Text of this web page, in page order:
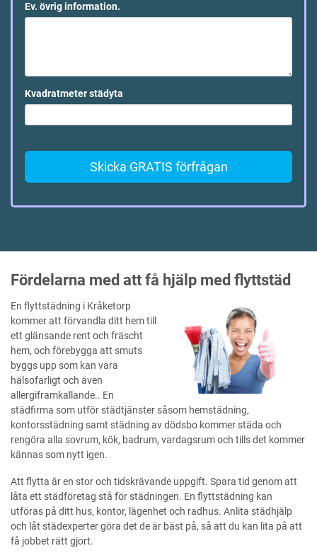
Ev. övrig information.
Kvadratmeter städyta
Skicka GRATIS förfrågan
Fördelarna med att få hjälp med flyttstäd
En flyttstädning i Kråketorp
kommer att förvandla ditt hem till
ett glänsande rent och fräscht
hem, och förebygga att smuts
byggs upp som kan vara
hälsofarligt och även
allergiframkallande.. En
städfirma som utför städtjänster såsom hemstädning,
kontorsstädning samt städning av dödsbo kommer städa och
rengöra alla sovrum, kök, badrum, vardagsrum och tills det kommer
kännas som nytt igen.
Att flytta är en stor och tidskrävande uppgift. Spara tid genom att
låta ett städföretag stå för städningen. En flyttstädning kan
utföras på ditt hus, kontor, lägenhet och radhus. Anlita städhjälp
och låt städexperter göra det de är bäst på, så att du kan lita på att
få jobbet rätt gjort.